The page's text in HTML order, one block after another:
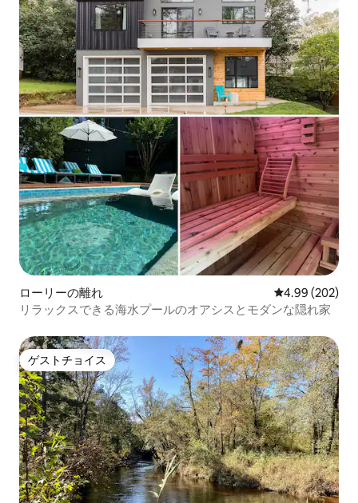
ローリーの離れ レビュー202
4.99 (202)
リラックスできる海水プールのオアシスとモダンな隠れ家
ゲストチョイス
ゲストチョイス